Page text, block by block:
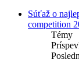
Súťaž o
competition
Témy